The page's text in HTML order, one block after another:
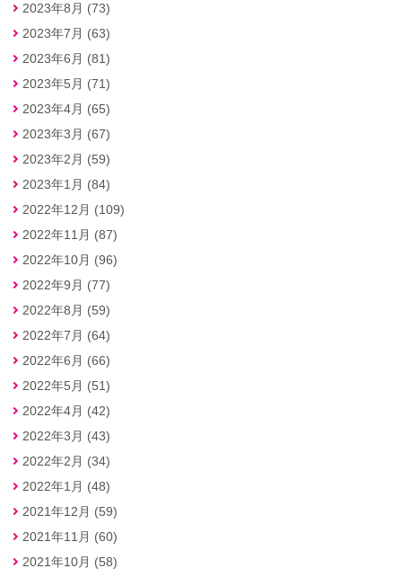
2023年8月 (73)
2023年7月 (63)
2023年6月 (81)
2023年5月 (71)
2023年4月 (65)
2023年3月 (67)
2023年2月 (59)
2023年1月 (84)
2022年12月 (109)
2022年11月 (87)
2022年10月 (96)
2022年9月 (77)
2022年8月 (59)
2022年7月 (64)
2022年6月 (66)
2022年5月 (51)
2022年4月 (42)
2022年3月 (43)
2022年2月 (34)
2022年1月 (48)
2021年12月 (59)
2021年11月 (60)
2021年10月 (58)